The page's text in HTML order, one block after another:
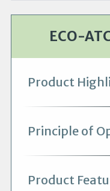
ECO-
Product
Principle of
Product